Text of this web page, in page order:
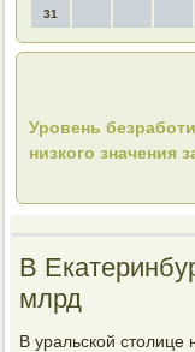
31
Уровень
низкого значения
В
млрд
В уральской